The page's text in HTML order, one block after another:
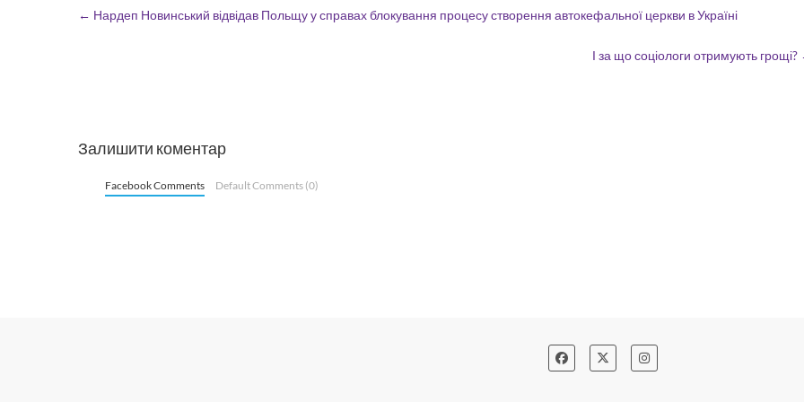
← Нардеп Новинський відвідав Польщу у справах блокування процесу створення автокефальної церкви в Україні
І за що соціологи отримують грощі?
Залишити коментар
Facebook Comments Default Comments (0)